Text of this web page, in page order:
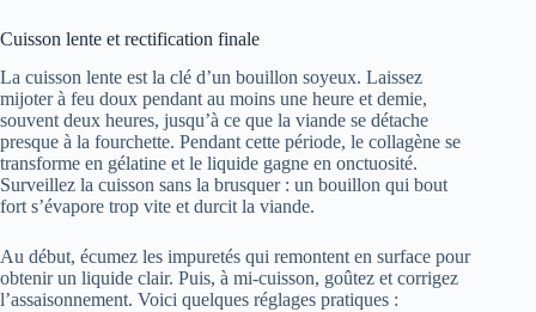
Cuisson lente et rectification finale
La cuisson lente est la clé d’un bouillon soyeux. Laissez
mijoter à feu doux pendant au moins une heure et demie,
souvent deux heures, jusqu’à ce que la viande se détache
presque à la fourchette. Pendant cette période, le collagène se
transforme en gélatine et le liquide gagne en onctuosité.
Surveillez la cuisson sans la brusquer : un bouillon qui bout
fort s’évapore trop vite et durcit la viande.
Au début, écumez les impuretés qui remontent en surface pour
obtenir un liquide clair. Puis, à mi-cuisson, goûtez et corrigez
l’assaisonnement. Voici quelques réglages pratiques :